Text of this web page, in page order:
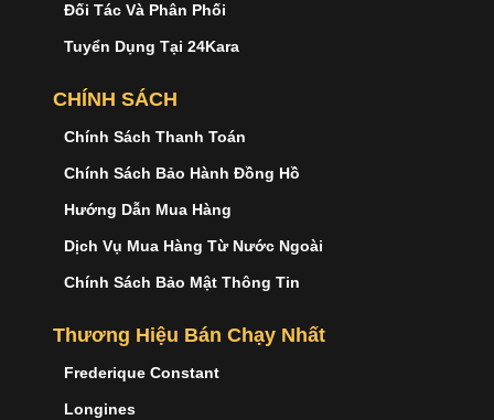
Đối Tác Và Phân Phối
Tuyển Dụng Tại 24Kara
CHÍNH SÁCH
Chính Sách Thanh Toán
Chính Sách Bảo Hành Đồng Hồ
Hướng Dẫn Mua Hàng
Dịch Vụ Mua Hàng Từ Nước Ngoài
Chính Sách Bảo Mật Thông Tin
Thương Hiệu Bán Chạy Nhất
Frederique Constant
Longines